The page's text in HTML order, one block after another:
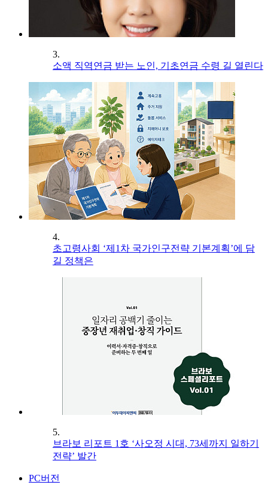
3.
소액 직역연금 받는 노인, 기초연금 수령 길 열린다
4.
초고령사회 ‘제1차 국가인구전략 기본계획’에 담
길 정책은
5.
브라보 리포트 1호 ‘사오정 시대, 73세까지 일하기
전략’ 발간
PC버전